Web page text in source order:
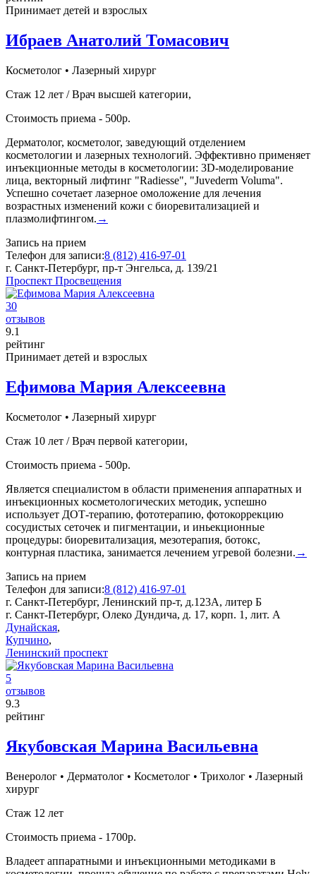
Принимает детей и взрослых
Ибраев Анатолий Томасович
Косметолог • Лазерный хирург
Стаж 12 лет / Врач высшей категории,
Стоимость приема - 500р.
Дерматолог, косметолог, заведующий отделением
косметологии и лазерных технологий. Эффективно применяет
инъекционные методы в косметологии: 3D-моделирование
лица, векторный лифтинг "Radiesse", "Juvederm Voluma".
Успешно сочетает лазерное омоложение для лечения
возрастных изменений кожи с биоревитализацией и
плазмолифтингом. →
Запись на прием
Телефон для записи:8 (812) 416-97-01
г. Санкт-Петербург, пр-т Энгельса, д. 139/21
Проспект Просвещения
30
отзывов
9.1
рейтинг
Принимает детей и взрослых
Ефимова Мария Алексеевна
Косметолог • Лазерный хирург
Стаж 10 лет / Врач первой категории,
Стоимость приема - 500р.
Является специалистом в области применения аппаратных и
инъекционных косметологических методик, успешно
использует ДОТ-терапию, фототерапию, фотокоррекцию
сосудистых сеточек и пигментации, и иньекционные
процедуры: биоревитализация, мезотерапия, ботокс,
контурная пластика, занимается лечением угревой болезни. →
Запись на прием
Телефон для записи:8 (812) 416-97-01
г. Санкт-Петербург, Ленинский пр-т, д.123А, литер Б
г. Санкт-Петербург, Олеко Дундича, д. 17, корп. 1, лит. А
Дунайская,
Купчино,
Ленинский проспект
5
отзывов
9.3
рейтинг
Якубовская Марина Васильевна
Венеролог • Дерматолог • Косметолог • Трихолог • Лазерный
хирург
Стаж 12 лет
Стоимость приема - 1700р.
Владеет аппаратными и инъекционными методиками в